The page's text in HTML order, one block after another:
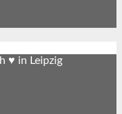
♥ in Leipzig